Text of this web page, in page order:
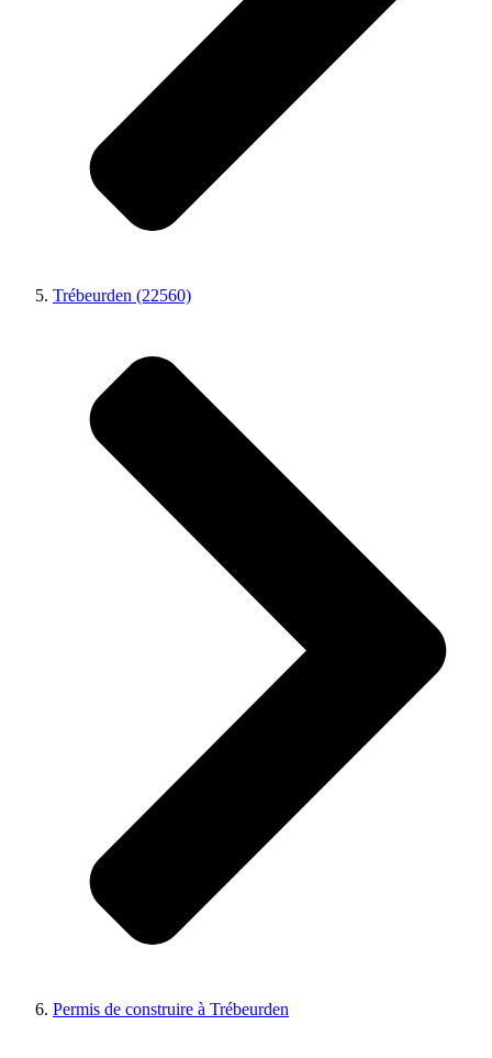
Trébeurden (22560)
Permis de construire à Trébeurden